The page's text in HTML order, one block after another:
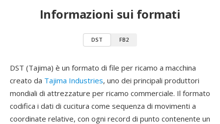
Informazioni sui formati
DST FB2
DST (Tajima) è un formato di file per ricamo a macchina
creato da Tajima Industries, uno dei principali produttori
mondiali di attrezzature per ricamo commerciale. Il formato
codifica i dati di cucitura come sequenza di movimenti a
coordinate relative, con ogni record di punto contenente un